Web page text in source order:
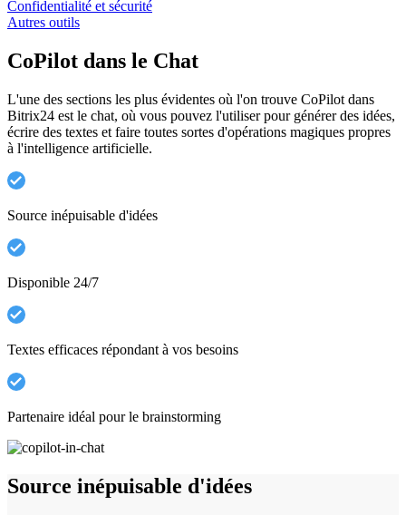
Confidentialité et sécurité
Autres outils
CoPilot dans le Chat
L'une des sections les plus évidentes où l'on trouve CoPilot dans
Bitrix24 est le chat, où vous pouvez l'utiliser pour générer des idées,
écrire des textes et faire toutes sortes d'opérations magiques propres
à l'intelligence artificielle.
Source inépuisable d'idées
Disponible 24/7
Textes efficaces répondant à vos besoins
Partenaire idéal pour le brainstorming
Source inépuisable d'idées